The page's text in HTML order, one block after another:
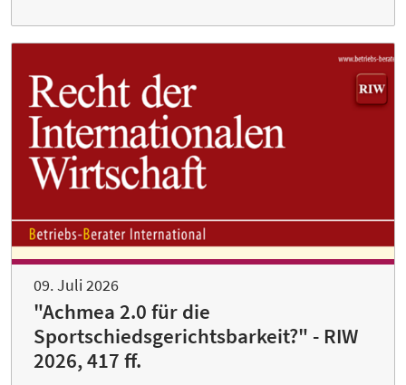
09. Juli 2026
"Achmea 2.0 für die
Sportschiedsgerichtsbarkeit?" - RIW
2026, 417 ff.